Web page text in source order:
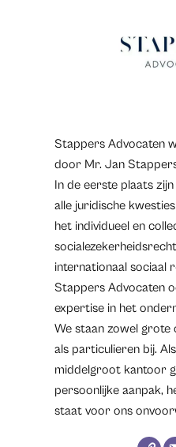
Stappers Advocaten
door Mr. Jan
In de eerste plaats
alle juridische
het individueel en
internationaal sociaal
Stappers Advocaten
expertise in het
We staan zowel grote
als particulieren bij.
middelgroot kantoor
persoonlijke aanpak,
staat voor ons